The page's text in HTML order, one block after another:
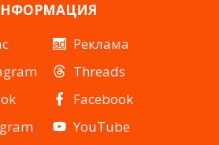
Реклама
Threads
Facebook
YouTube